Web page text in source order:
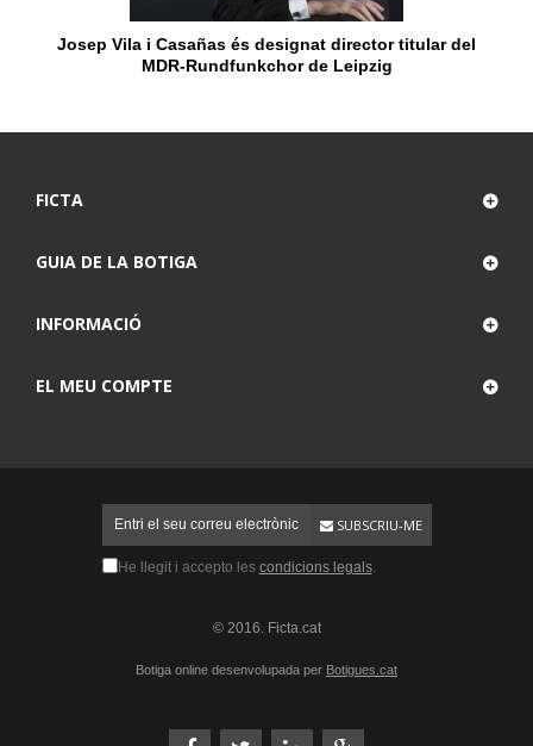
Josep Vila i Casañas és designat director titular del
MDR-Rundfunkchor de Leipzig
FICTA
GUIA DE LA BOTIGA
INFORMACIÓ
EL MEU COMPTE
SUBSCRIU-ME
He llegit i accepto les condicions legals.
© 2016. Ficta.cat
Botiga online desenvolupada per Botigues.cat